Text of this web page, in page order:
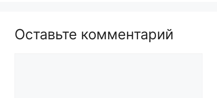
Оставьте комментарий